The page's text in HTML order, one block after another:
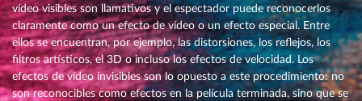
vídeo visibles son llamativos y el espectador puede reconocerlos
claramente como un efecto de vídeo o un efecto especial. Entre
ellos se encuentran, por ejemplo, las distorsiones, los reflejos, los
filtros artísticos, el 3D o incluso los efectos de velocidad. Los
efectos de vídeo invisibles son lo opuesto a este procedimiento: no
son reconocibles como efectos en la película terminada, sino que se